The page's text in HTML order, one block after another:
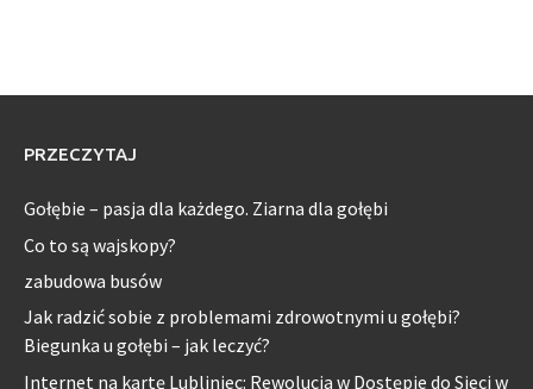
PRZECZYTAJ
Gołębie – pasja dla każdego. Ziarna dla gołębi
Co to są wajskopy?
zabudowa busów
Jak radzić sobie z problemami zdrowotnymi u gołębi?
Biegunka u gołębi – jak leczyć?
Internet na kartę Lubliniec: Rewolucja w Dostępie do Sieci w